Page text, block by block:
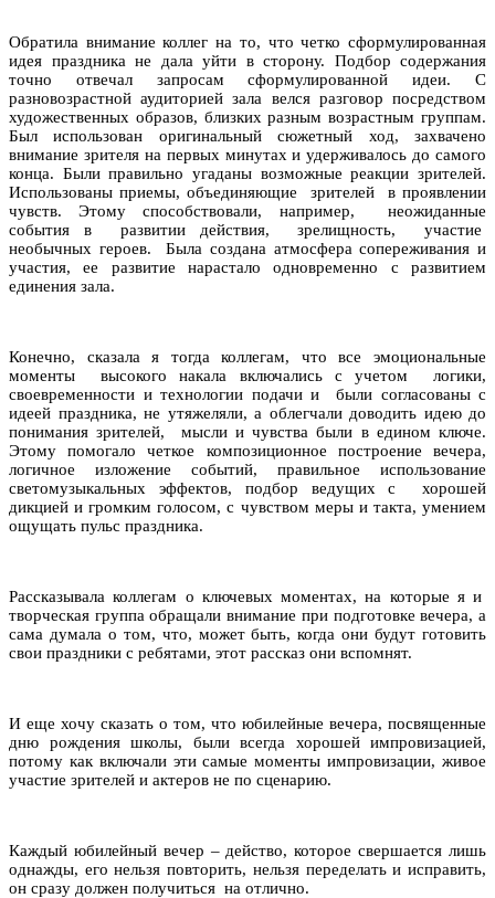
Обратила внимание коллег на то, что четко сформулированная
идея праздника не дала уйти в сторону. Подбор содержания
точно отвечал запросам сформулированной идеи. С
разновозрастной аудиторией зала велся разговор посредством
художественных образов, близких разным возрастным группам.
Был использован оригинальный сюжетный ход, захвачено
внимание зрителя на первых минутах и удерживалось до самого
конца. Были правильно угаданы возможные реакции зрителей.
Использованы приемы, объединяющие зрителей в проявлении
чувств. Этому способствовали, например, неожиданные
события в развитии действия, зрелищность, участие
необычных ге­роев. Была создана атмосфера сопережи­вания и
участия, ее развитие нарастало одновременно с развитием
единения зала.
Конечно, сказала я тогда коллегам, что все эмоциональные
моменты высокого накала включались с учетом логики,
своевременности и технологии подачи и были согласованы с
идеей праздника, не утяжеляли, а облегчали доводить идею до
понимания зрителей, мысли и чувства были в едином ключе.
Этому помогало четкое композиционное построение вечера,
логичное изложение событий, правильное использование
светомузыкальных эффектов, подбор ведущих с хорошей
дикцией и громким голосом, с чувством меры и такта, умением
ощущать пульс праздника.
Рассказывала коллегам о ключевых моментах, на которые я и
творческая группа обращали внимание при подготовке вечера, а
сама думала о том, что, может быть, когда они будут готовить
свои праздники с ребятами, этот рассказ они вспомнят.
И еще хочу сказать о том, что юбилейные вечера, посвященные
дню рождения школы, были всегда хорошей импровизацией,
потому как включали эти самые моменты импровизации, живое
участие зрителей и актеров не по сценарию.
Каждый юбилейный вечер – действо, которое свершается лишь
однажды, его нельзя повторить, нельзя переделать и исправить,
он сразу должен получиться на отлично.